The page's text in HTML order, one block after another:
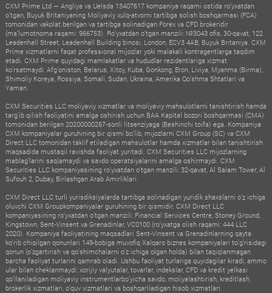
CXM Prime Ltd — Angliya va Uelsda 13407617 kompaniya raqami ostida ro‘yxatdan
o‘tgan, Buyuk Britaniyaning Moliyaviy xulq-atvorni tartibga solish boshqarmasi (FCA)
tomonidan vakolat berilgan va tartibga solinadigan Forex va CFD brokeridir
(ma’lumotnoma raqami: 966753). Ro‘yxatdan o‘tgan manzili: №3043 ofis, 30-qavat, 122
Leadenhall Street, Leadenhall Building binosi, London, ECV3 4AB, Buyuk Britaniya. CXM
Prime xizmatlarni faqat professional mijozlar yoki malakali kontragentlarga taqdim
etadi. CXM Prime quyidagi mamlakatlar va hududlar rezidentlariga xizmat
ko‘rsatmaydi: Afg‘oniston, Belarus, Xitoy, Kuba, Gonkong, Eron, Liviya, Myanma (Birma),
Shimoliy Koreya, Rossiya, Somali, Sudan, Ukraina, Amerika Qo‘shma Shtatlari va
Yaman.
CXM Securities LLC moliyaviy xizmatlar va moliyaviy mahsulotlarni tanishtirish hamda
targ‘ib qilish faoliyatini amalga oshirish uchun BAA Kapital bozori boshqarmasi (CMA)
tomonidan berilgan 20200000267-sonli litsenziyaga (Beshinchi toifa) ega. Kompaniya
CXM kompaniyalar guruhining bir qismi bo‘lib, mijozlarni CXM Group (SC) va CXM
Direct LLC tomonidan taklif etiladigan mahsulotlar hamda xizmatlar bilan tanishtirish
maqsadida mustaqil ravishda faoliyat yuritadi. CXM Securities LLC mijozlarning
mablag‘larini saqlamaydi va savdo operatsiyalarini amalga oshirmaydi. CXM
Securities LLC kompaniyasining ro‘yxatdan o‘tgan manzili: 32-qavat, Al Salam Tower, Al
Sufouh 2, Dubay, Birlashgan Arab Amirliklari.
CXM Direct LLC turli yurisdiksiyalarda tartibga solinadigan yuridik shaxslarni o‘z ichiga
oluvchi CXM Groupkompaniyalar guruhining bir qismidir. CXM Direct LLC
kompaniyasining ro‘yxatdan o‘tgan manzili: Financial Services Centre, Stoney Ground,
Kingstown, Sent-Vinsent va Grenadinlar, VC0100 (ro‘yxatga olish raqami: 444 LLC
2020). Kompaniya faoliyatining maqsadlari Sent-Vinsent va Grenadinlarning qayta
ko‘rib chiqilgan qonunlari 149-bobiga muvofiq Xalqaro biznes kompaniyalari to‘g‘risidagi
qonun (o‘zgartirish va qo‘shimchalarni o‘z ichiga olgan holda) bilan taqiqlanmagan
barcha faoliyat turlarini qamrab oladi. Ushbu faoliyat turlariga quyidagilar kiradi, ammo
ular bilan cheklanmaydi: xorijiy valyutalar, tovarlar, indekslar, CFD va kredit yelkasi
qo‘llaniladigan moliyaviy instrumentlarbo‘yicha savdo, moliyalashtirish, kreditlash,
brokerlik xizmatlari, o‘quv xizmatlari va boshqariladigan hisob xizmatlari.